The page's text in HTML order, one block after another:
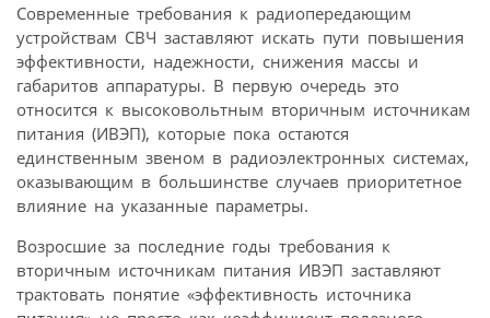
Современные требования к радиопередающим
устройствам СВЧ заставляют искать пути повышения
эффективности, надежности, снижения массы и
габаритов аппаратуры. В первую очередь это
относится к высоковольтным вторичным источникам
питания (ИВЭП), которые пока остаются
единственным звеном в радиоэлектронных системах,
оказывающим в большинстве случаев приоритетное
влияние на указанные параметры.
Возросшие за последние годы требования к
вторичным источникам питания ИВЭП заставляют
трактовать понятие «эффективность источника